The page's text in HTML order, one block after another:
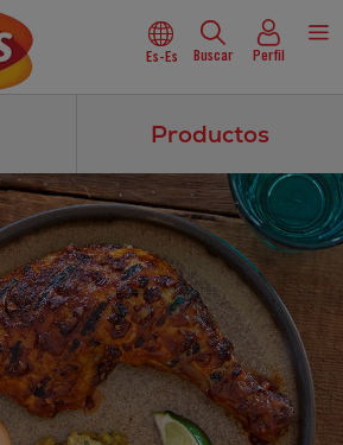
Es-Es Buscar Perfil
Productos